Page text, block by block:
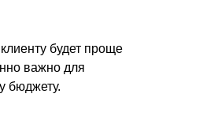
будет проще
важно для
бюджету.